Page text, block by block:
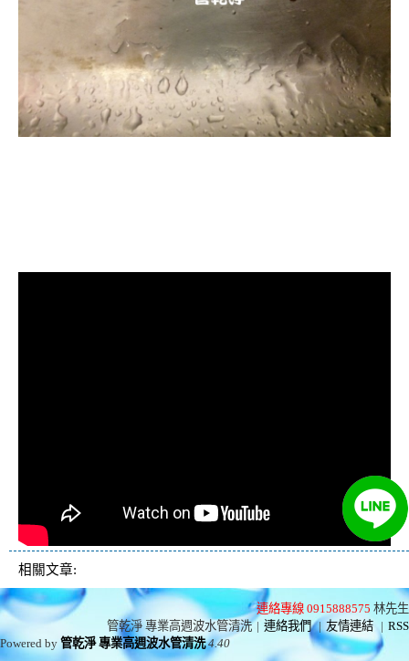
相關文章:
連絡專線 0915888575 林先生
管乾淨 專業高週波水管清洗 | 連絡我們 | 友情連結 | RSS
Powered by管乾淨 專業高週波水管清洗 4.40